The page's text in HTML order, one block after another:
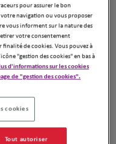
pour assurer le bon
navigation ou vous proposer
vous informent sur la nature des
votre consentement
de cookies. Vous pouvez à
"gestion des cookies" en bas à
d'informations sur les cookies
de "gestion des cookies".
cookies
Tout autoriser